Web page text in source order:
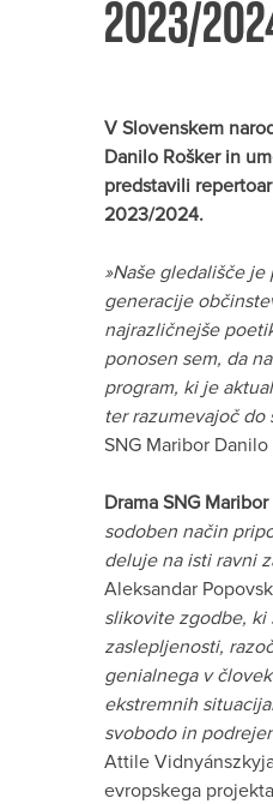
2023/
V Slovenskem
Danilo Rošker in
predstavili
2023/2024.
»Naše gledališče
generacije
najrazličnejše
ponosen sem, da
program, ki je
ter razumevajoč
SNG Maribor Danilo
Drama SNG Maribor
sodoben način
deluje na isti ravni
Aleksandar
slikovite zgodbe,
zaslepljenosti,
genialnega v
ekstremnih
svobodo in
Attile
evropskega projekta